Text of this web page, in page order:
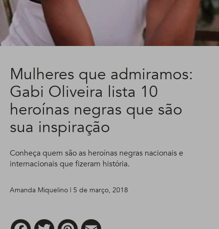
Mulheres que admiramos:
Gabi Oliveira lista 10
heroínas negras que são
sua inspiração
Conheça quem são as heroínas negras nacionais e
internacionais que fizeram história.
Amanda Miquelino | 5 de março, 2018
FacebookTwitter Pinterest